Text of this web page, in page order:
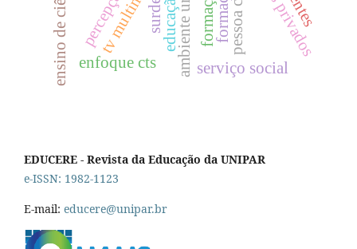
serviço social
enfoque cts
surdez
ensino de ciências
EDUCERE - Revista da Educação da UNIPAR
e-ISSN: 1982-1123
E-mail: educere@unipar.br